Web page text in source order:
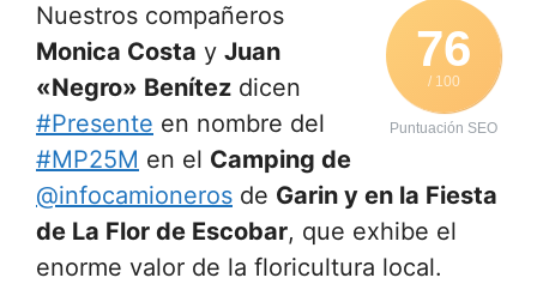
76
/ 100
Puntuación SEO
Nuestros compañeros
Monica Costa y Juan
«Negro» Benítez dicen
#Presente en nombre del
#MP25M en el Camping de
@infocamioneros de Garin y en la Fiesta
de La Flor de Escobar, que exhibe el
enorme valor de la floricultura local.